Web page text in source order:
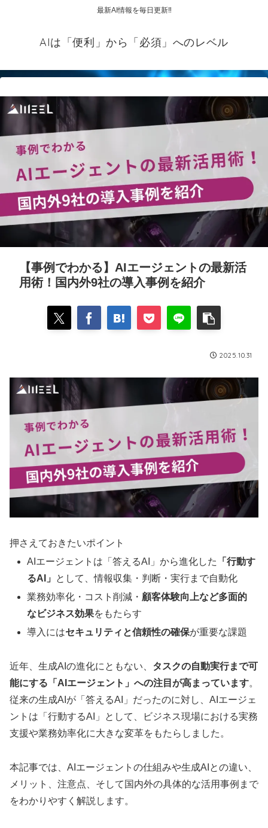
最新AI情報を毎日更新‼
AIは「便利」から「必須」へのレベル
【事例でわかる】AIエージェントの最新活
用術！国内外9社の導入事例を紹介
2025.10.31
押さえておきたいポイント
AIエージェントは「答えるAI」から進化した
「行動す
るAI」
として、情報収集・判断・実行まで自動化
業務効率化・コスト削減・ 顧客体験向上など多面的
なビジネス効果をもたらす
導入にはセキュリティと信頼性の確保が重要な課題
近年、生成AIの進化にともない、 タスクの自動実行まで可
能にする「AIエージェント」への注目が高まっています。
従来の生成AIが「答えるAI」だったのに対し、AIエージェ
ントは「行動するAI」として、ビジネス現場における実務
支援や業務効率化に大きな変革をもたらしました。
本記事では、AIエージェントの仕組みや生成AIとの違い、
メリット、注意点、そして国内外の具体的な活用事例まで
をわかりやすく解説します。